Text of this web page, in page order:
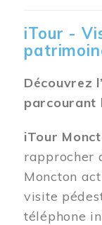
iTour -
Découvrez
parcourant
iTour
rapprocher
Moncton
visite
téléphone